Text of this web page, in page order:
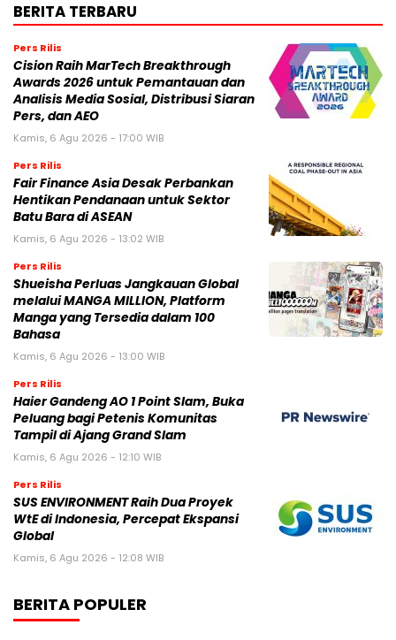
BERITA TERBARU
Pers Rilis
Cision Raih MarTech Breakthrough
Awards 2026 untuk Pemantauan dan
Analisis Media Sosial, Distribusi Siaran
Pers, dan AEO
Kamis, 6 Agu 2026 - 17:00 WIB
Pers Rilis
Fair Finance Asia Desak Perbankan
Hentikan Pendanaan untuk Sektor
Batu Bara di ASEAN
Kamis, 6 Agu 2026 - 13:02 WIB
Pers Rilis
Shueisha Perluas Jangkauan Global
melalui MANGA MILLION, Platform
Manga yang Tersedia dalam 100
Bahasa
Kamis, 6 Agu 2026 - 13:00 WIB
Pers Rilis
Haier Gandeng AO 1 Point Slam, Buka
Peluang bagi Petenis Komunitas
Tampil di Ajang Grand Slam
Kamis, 6 Agu 2026 - 12:10 WIB
Pers Rilis
SUS ENVIRONMENT Raih Dua Proyek
WtE di Indonesia, Percepat Ekspansi
Global
Kamis, 6 Agu 2026 - 12:08 WIB
BERITA POPULER